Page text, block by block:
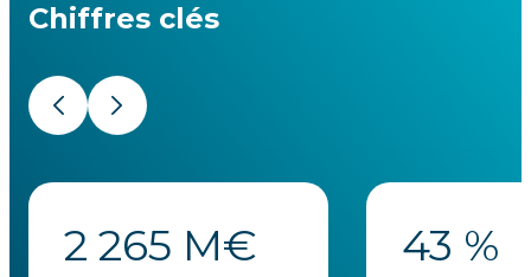
Chiffres clés
PrécédentSuivant
2 265 M€ 43 %